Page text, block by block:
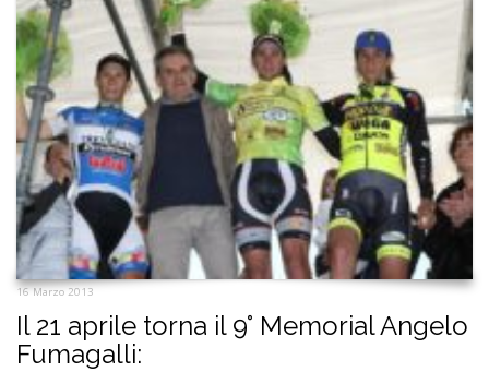
16 Marzo 2013
Il 21 aprile torna il 9° Memorial Angelo
Fumagalli: